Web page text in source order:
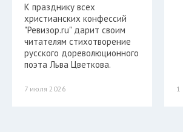
К празднику всех
христианских конфессий
"Ревизор.ru" дарит своим
читателям стихотворение
русского дореволюционного
поэта Льва Цветкова.
7 июля 2026 1